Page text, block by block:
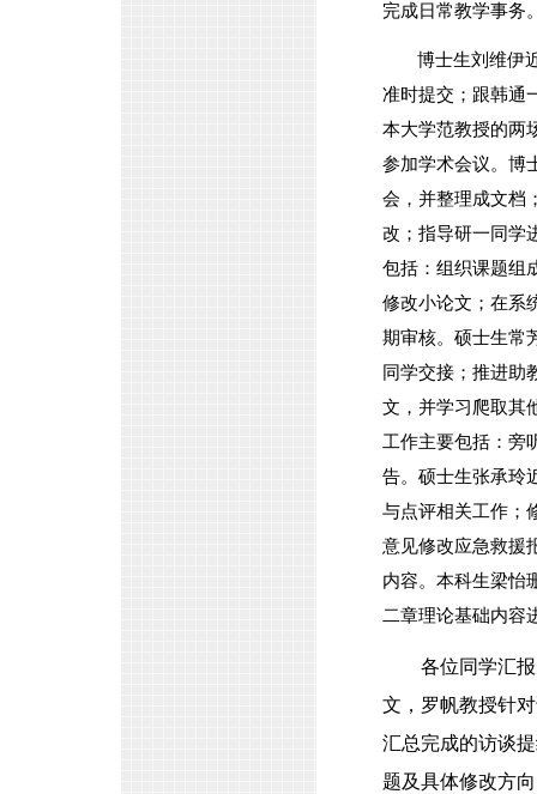
完成日常教学事务
博士生刘维伊
准时提交；跟韩通
本大学范教授的两
参加学术会议。博
会，并整理成文档
改；指导研一同学
包括：组织课题组
修改小论文；在系
期审核。硕士生常
同学交接；推进助
文，并学习爬取其
工作主要包括：旁
告。硕士生张承玲
与点评相关工作；
意见修改应急救援
内容。本科生梁怡
二章理论基础内容
各位同学汇
文，罗帆教授针
汇总完成的访谈
题及具体修改方